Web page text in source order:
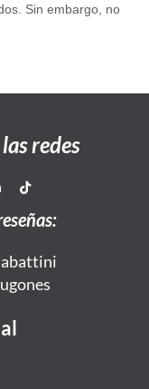
Sin embargo, no
redes